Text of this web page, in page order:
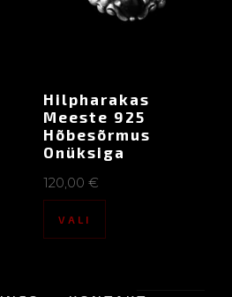
Hilpharakas
Meeste 925
Hõbesõrmus
Onüksiga
120,00 €
VALI